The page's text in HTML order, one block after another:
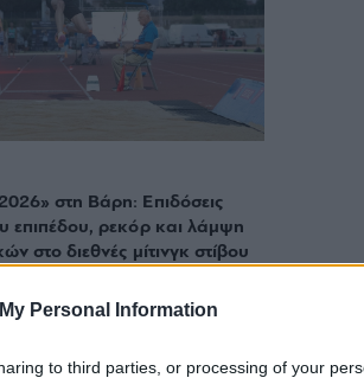
Personal Information
to third parties, or processing of your
στη Βάρη: Επιδόσεις
επιπέδου, ρεκόρ και λάμψη
στο διεθνές μίτινγκ στίβου